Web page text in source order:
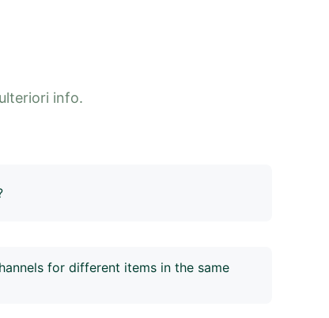
info.
for different items in the same